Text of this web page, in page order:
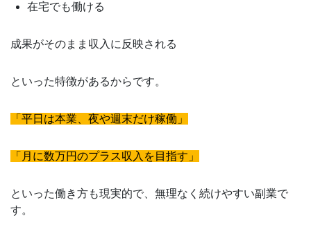
在宅でも働ける
成果がそのまま収入に反映される
といった特徴があるからです。
「平日は本業、夜や週末だけ稼働」
「月に数万円のプラス収入を目指す」
といった働き方も現実的で、無理なく続けやすい副業で
す。